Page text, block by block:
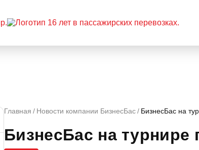
Главная Новости компании БизнесБас БизнесБас на
БизнесБас на турнире